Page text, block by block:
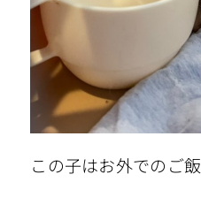
この子はお外でのご